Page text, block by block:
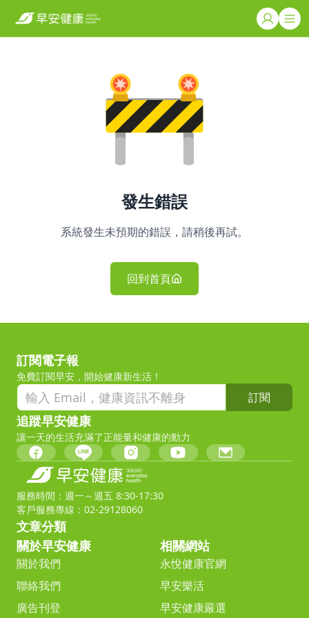
發生錯誤
系統發生未預期的錯誤，請稍後再試。
回到首頁
訂閱電子報
免費訂閱早安，開始健康新生活！
訂閱
追蹤早安健康
讓一天的生活充滿了正能量和健康的動力
服務時間：週一～週五 8:30-17:30
客戶服務專線：02-29128060
文章分類
關於早安健康
關於我們
聯絡我們
廣告刊登
相關網站
永悅健康官網
早安樂活
早安健康嚴選